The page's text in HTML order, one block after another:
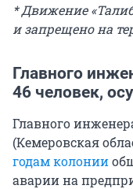
* Движение
и запрещено на
Главного
46 человек,
Главного
(Кемеровская
годам колонии
аварии на